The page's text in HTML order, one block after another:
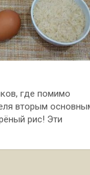
где помимо
вторым
рис! Эти